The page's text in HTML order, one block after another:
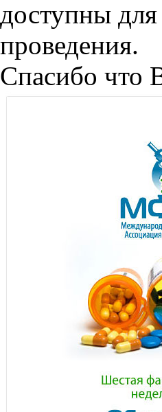
доступны
проведения.
Спасибо что